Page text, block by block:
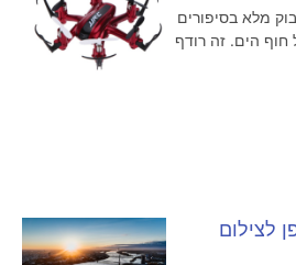
מלא בסיפורים
הים. זה רודף
לצילום